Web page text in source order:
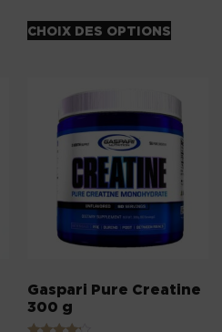
CHOIX DES OPTIONS
Gaspari Pure Creatine
300 g